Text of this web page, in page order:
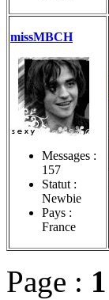
missMBCH
Messages :
157
Statut :
Newbie
Pays :
France
Page : 1